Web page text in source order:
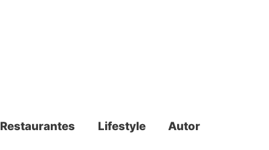
Restaurantes Lifestyle Autor